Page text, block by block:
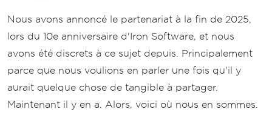
Nous avons annoncé le partenariat à la fin de 2025,
lors du 10e anniversaire d'Iron Software, et nous
avons été discrets à ce sujet depuis. Principalement
parce que nous voulions en parler une fois qu'il y
aurait quelque chose de tangible à partager.
Maintenant il y en a. Alors, voici où nous en sommes.